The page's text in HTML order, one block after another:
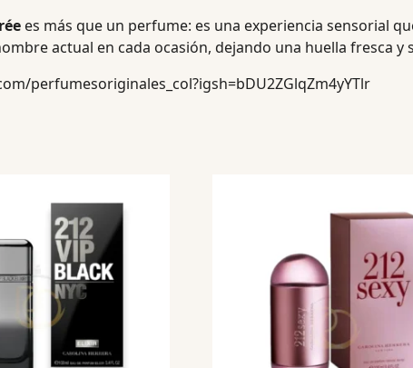
es más que un perfume: es una experiencia sensorial
actual en cada ocasión, dejando una huella fresca y
perfumesoriginales_col?igsh=bDU2ZGlqZm4yYTlr